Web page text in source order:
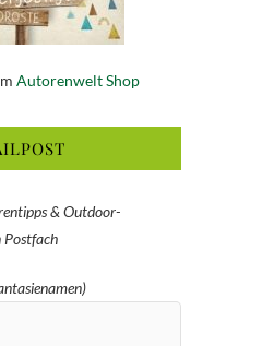
Autorenwelt Shop
& Outdoor-
Postfach